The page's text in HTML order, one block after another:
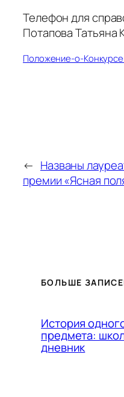
Телефон для
Потапова Татьяна
Положение-о-
← Названы
премии «Ясная
БОЛЬШЕ
История
предмета:
дневник